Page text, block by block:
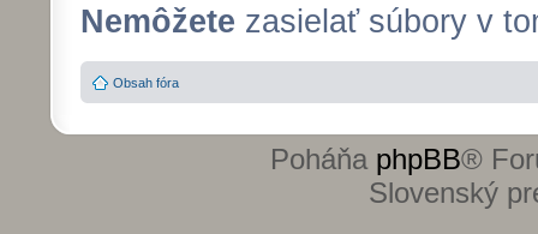
Nemôžete zasielať súbory v
Obsah fóra
Poháňa phpBB®
Slovenský